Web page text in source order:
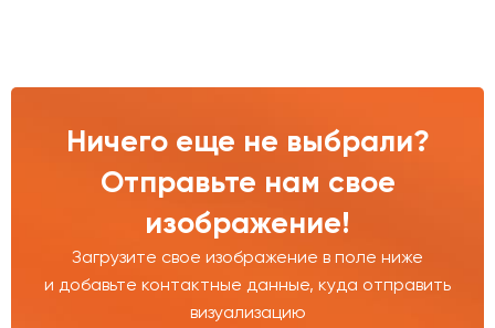
Ничего еще не выбрали?
Отправьте нам свое
изображение!
Загрузите свое изображение в поле ниже
и добавьте контактные данные, куда отправить
визуализацию